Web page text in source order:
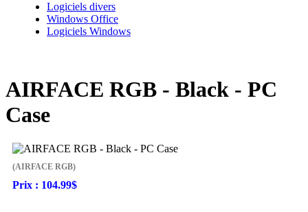
Logiciels divers
Windows Office
Logiciels Windows
AIRFACE RGB - Black - PC
Case
(AIRFACE RGB)
Prix : 104.99$